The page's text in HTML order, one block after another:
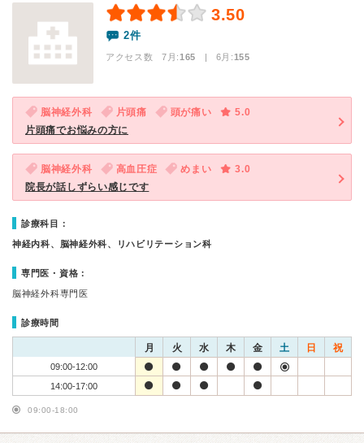
3.50
2件
アクセス数 7月:165 | 6月:155
脳神経外科 片頭痛 頭が痛い
5.0
片頭痛でお悩みの方に
脳神経外科 高血圧症 めまい
3.0
院長が話しずらい感じです
診療科目：
神経内科、脳神経外科、リハビリテーション科
専門医・資格：
脳神経外科専門医
診療時間
月 火 水 木 金 土 日 祝
09:00-12:00
14:00-17:00
09:00-18:00